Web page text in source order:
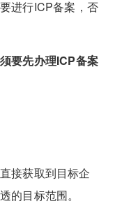
进行ICP备案，否
要先办理ICP备案
接获取到目标企
的目标范围。